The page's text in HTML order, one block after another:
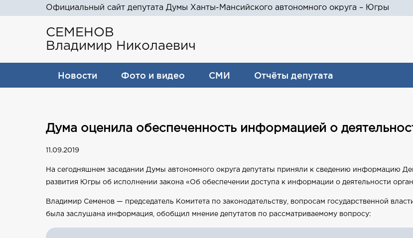
Официальный сайт депутата Думы Ханты-Мансийского автономного округа – Югры
СЕМЕНОВ
Владимир Николаевич
Новости Фото и видео СМИ Отчёты депутата
Дума оценила обеспеченность информацией о
11.09.2019
На сегодняшнем заседании Думы автономного округа депутаты приняли к сведению информацию
развития Югры об исполнении закона «Об обеспечении доступа к информации о деятельности
Владимир Семенов — председатель Комитета по законодательству, вопросам государственной
была заслушана информация, обобщил мнение депутатов по рассматриваемому вопросу: